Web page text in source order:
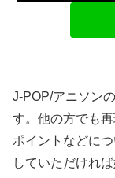
J-POP/アニソン
す。他の方でも
ポイントなどに
していただければ